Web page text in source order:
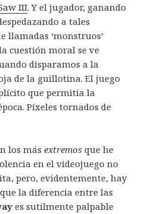
III. Y el jugador, ganando
a tales
llamadas ‘monstruos’
cuestión moral se ve
disparamos a la
de la guillotina. El juego
que permitía la
Píxeles tornados de
los másextremos que he
en el videojuego no
pero, evidentemente, hay
que la diferencia entre las
es sutilmente palpable